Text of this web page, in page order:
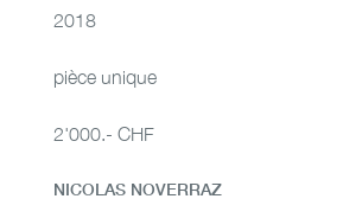
2018
pièce unique
2'000.- CHF
NICOLAS NOVERRAZ